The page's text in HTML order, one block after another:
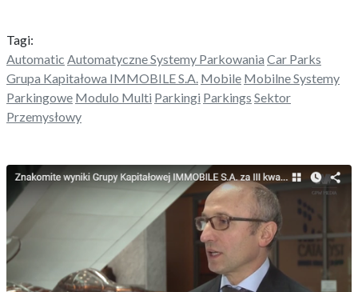
Tagi:
Automatic Automatyczne Systemy Parkowania Car Parks
Grupa Kapitałowa IMMOBILE S.A. Mobile Mobilne Systemy
Parkingowe Modulo Multi Parkingi Parkings Sektor
Przemysłowy